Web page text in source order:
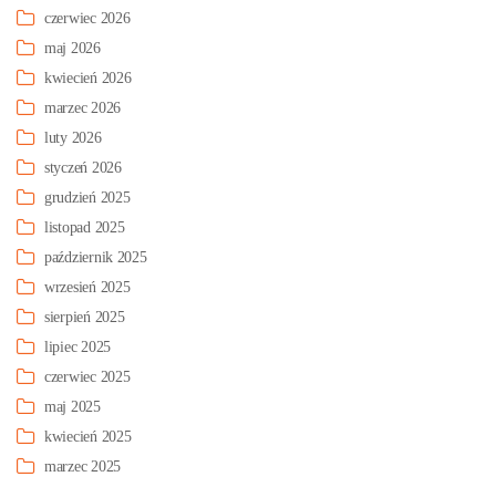
czerwiec 2026
maj 2026
kwiecień 2026
marzec 2026
luty 2026
styczeń 2026
grudzień 2025
listopad 2025
październik 2025
wrzesień 2025
sierpień 2025
lipiec 2025
czerwiec 2025
maj 2025
kwiecień 2025
marzec 2025